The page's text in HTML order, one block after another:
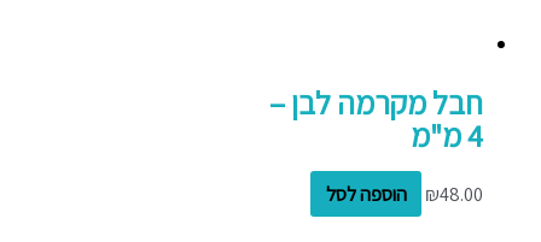
חבל מקרמה לבן –
4 מ"מ
₪48.00 הוספה לסל